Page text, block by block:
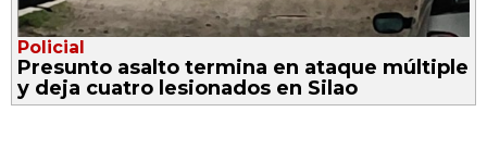
Policial
Presunto asalto termina en ataque múltiple
y deja cuatro lesionados en Silao